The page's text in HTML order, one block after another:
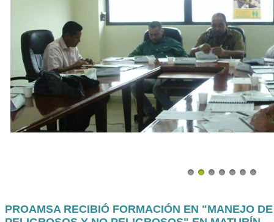
PROAMSA RECIBIÓ FORMACIÓN EN "MANEJO